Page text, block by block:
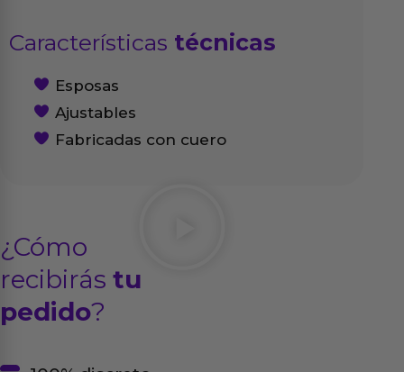
Características técnicas
Esposas
Ajustables
Fabricadas con cuero
¿Cómo
recibirás tu
pedido?